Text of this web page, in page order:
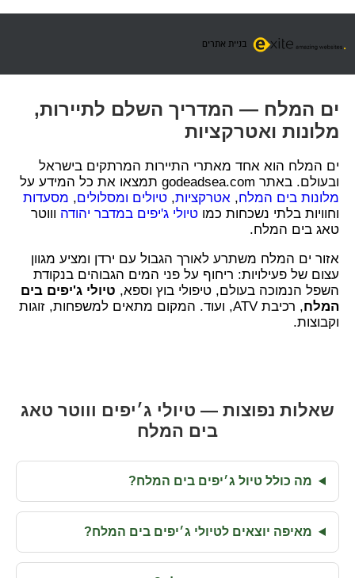
בניית אתרים
ים המלח — המדריך השלם לתיירות,
מלונות ואטרקציות
ים המלח הוא אחד מאתרי התיירות המרתקים בישראל
ובעולם. באתר godeadsea.com תמצאו את כל המידע על
מלונות בים המלח, אטרקציות, טיולים ומסלולים, מסעדות
וחוויות בלתי נשכחות כמו טיולי ג'יפים במדבר יהודה וווטר
טאג בים המלח.
אזור ים המלח משתרע לאורך הגבול עם ירדן ומציע מגוון
עצום של פעילויות: ריחוף על פני המים הגבוהים בנקודת
השפל הנמוכה בעולם, טיפולי בוץ וספא, טיולי ג'יפים בים
המלח
, רכיבת ATV, ועוד. המקום מתאים למשפחות, זוגות
וקבוצות.
שאלות נפוצות — טיולי ג׳יפים וווטר טאג
בים המלח
מה כולל טיול ג׳יפים בים המלח?
מאיפה יוצאים לטיולי ג׳יפים בים המלח?